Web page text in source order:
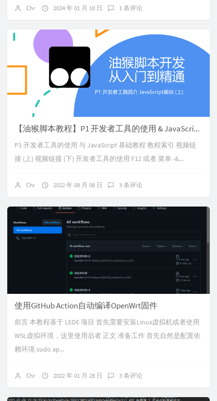
Chr 2024 年 01 月 10 日 1 条评论
【油猴脚本教程】P1 开发者工具的使用 & JavaScript 基础教程
P1 开发者工具的使用 与 JavaScript 基础教程 教程索引 视频链
接 (上) 视频链接 (下) 开发者工具的使用 F12 或者 菜单 -&...
Chr 2022 年 08 月 08 日 3 条评论
使用GitHub Action自动编译OpenWrt固件
前言 本教程基于 LEDE 项目 首先需要安装Linux虚拟机或者使用
WSL虚拟环境，这里使用后者 正文 准备工作 首先自然是配置依
赖环境 sudo ap...
Chr 2022 年 01 月 28 日 3 条评论